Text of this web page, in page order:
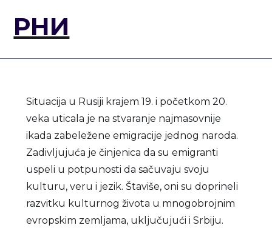
РНИ
Situacija u Rusiji krajem 19. i početkom 20.
veka uticala je na stvaranje najmasovnije
ikada zabeležene emigracije jednog naroda.
Zadivljujuća je činjenica da su emigranti
uspeli u potpunosti da sačuvaju svoju
kulturu, veru i jezik. Štaviše, oni su doprineli
razvitku kulturnog života u mnogobrojnim
evropskim zemljama, uključujući i Srbiju.